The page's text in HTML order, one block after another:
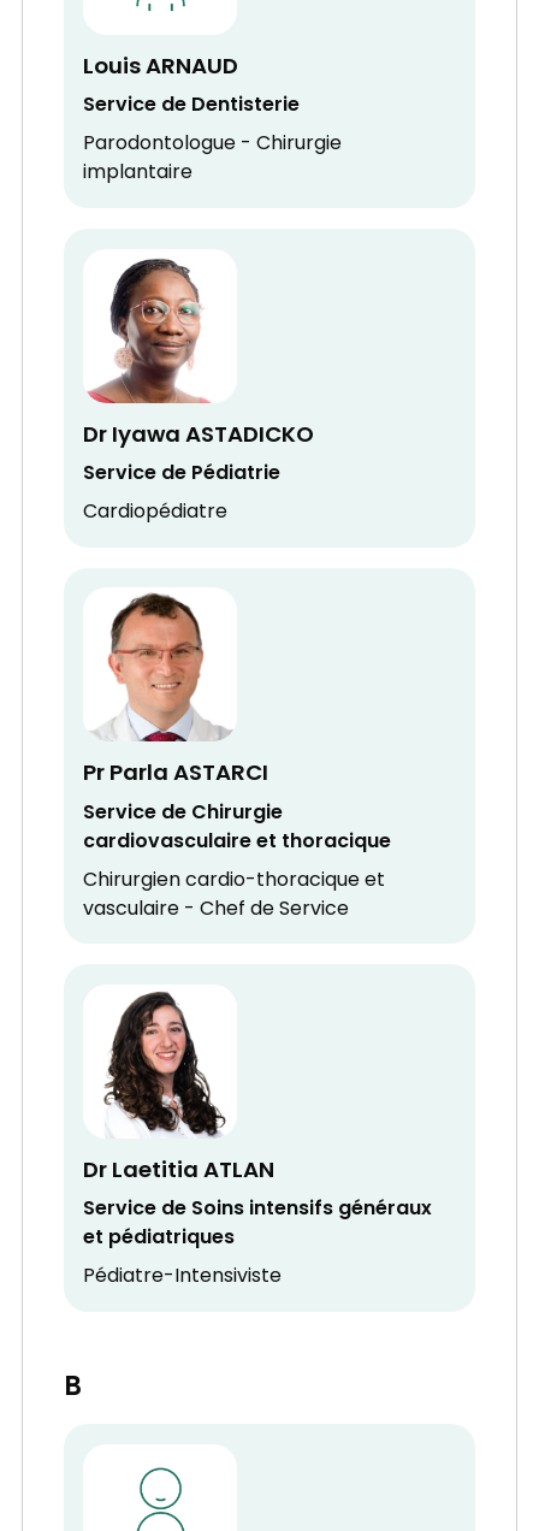
Louis ARNAUD
Service de Dentisterie
Parodontologue - Chirurgie
implantaire
Dr Iyawa ASTADICKO
Service de Pédiatrie
Cardiopédiatre
Pr Parla ASTARCI
Service de Chirurgie
cardiovasculaire et thoracique
Chirurgien cardio-thoracique et
vasculaire - Chef de Service
Dr Laetitia ATLAN
Service de Soins intensifs généraux
et pédiatriques
Pédiatre-Intensiviste
B